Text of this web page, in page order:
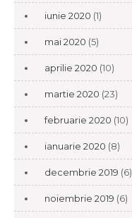
iunie 2020 (1)
mai 2020 (5)
aprilie 2020 (10)
martie 2020 (23)
februarie 2020 (10)
ianuarie 2020 (8)
decembrie 2019 (6)
noiembrie 2019 (6)